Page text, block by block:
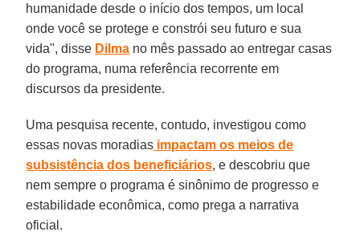
humanidade desde o início dos tempos, um local
onde você se protege e constrói seu futuro e sua
vida", disse Dilma no mês passado ao entregar casas
do programa, numa referência recorrente em
discursos da presidente.
Uma pesquisa recente, contudo, investigou como
essas novas moradias impactam os meios de
subsistência dos beneficiários, e descobriu que
nem sempre o programa é sinônimo de progresso e
estabilidade econômica, como prega a narrativa
oficial.